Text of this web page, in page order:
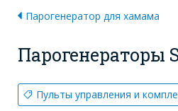
Парогенератор для хамама
Парогенераторы
Пульты управления и